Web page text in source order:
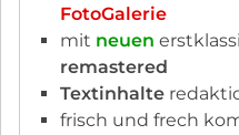
FotoGalerie
mit neuen
remastered
Textinhalte
frisch und frech